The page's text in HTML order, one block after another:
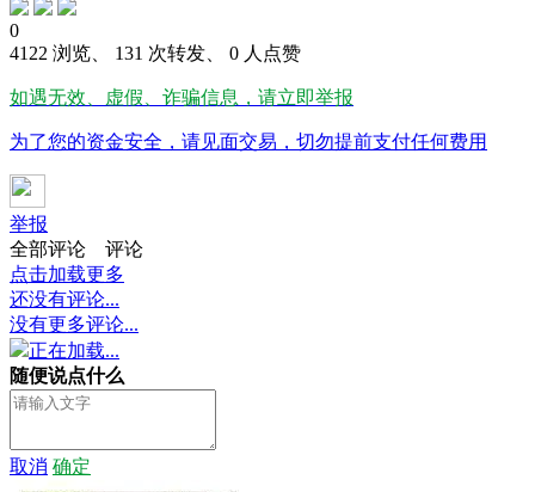
0
4122 浏览、 131 次转发、 0 人点赞
如遇无效、虚假、诈骗信息，请立即举报
为了您的资金安全，请见面交易，切勿提前支付任何费用
举报
全部评论
评论
点击加载更多
还没有评论...
没有更多评论...
正在加载...
随便说点什么
取消 确定